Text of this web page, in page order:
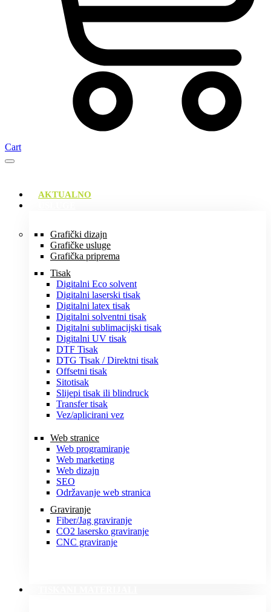
Cart
AKTUALNO
Grafički dizajn
Grafičke usluge
Grafička priprema
Tisak
Digitalni Eco solvent
Digitalni laserski tisak
Digitalni latex tisak
Digitalni solventni tisak
Digitalni sublimacijski tisak
Digitalni UV tisak
DTF Tisak
DTG Tisak / Direktni tisak
Offsetni tisak
Sitotisak
Slijepi tisak ili blindruck
Transfer tisak
Vez/aplicirani vez
Web stranice
Web programiranje
Web marketing
Web dizajn
SEO
Održavanje web stranica
Graviranje
Fiber/Jag graviranje
CO2 lasersko graviranje
CNC graviranje